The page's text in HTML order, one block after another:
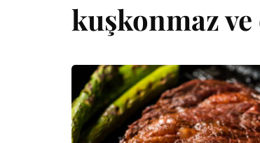
kuşkonmaz ve